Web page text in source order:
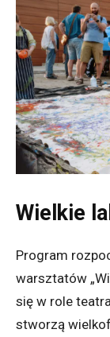
Wielkie
Program
warsztatów
się w role
stworzą